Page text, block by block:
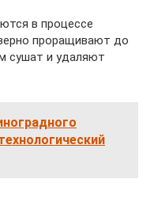
в процессе
проращивают до
сушат и удаляют